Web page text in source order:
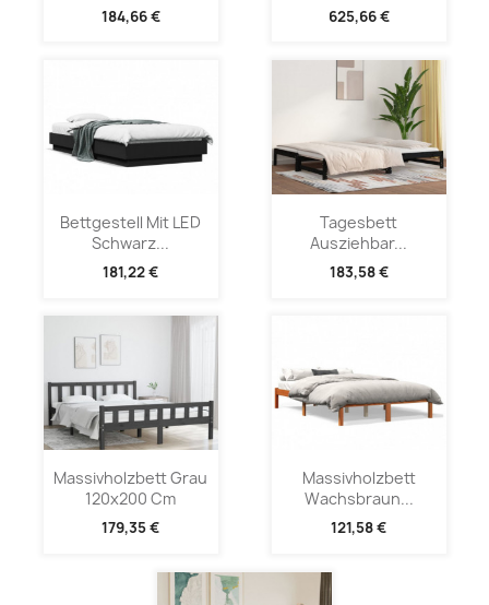
184,66 € 625,66 €
Bettgestell Mit LED
Schwarz...
181,22 €
Tagesbett
Ausziehbar...
183,58 €
Massivholzbett Grau
120x200 Cm
179,35 €
Massivholzbett
Wachsbraun...
121,58 €